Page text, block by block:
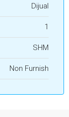
Dijual
1
SHM
Non Furnish